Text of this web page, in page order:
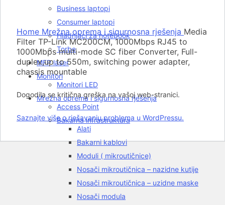
Business laptopi
Consumer laptopi
Hladnjaci za notebook
Torbe
MFP laser
Monitori
Monitori LED
Mrežna oprema i sigurnosna rješenja
Access Point
Bakarna infrastruktura
Alati
Bakarni kablovi
Moduli ( mikroutičnice)
Nosači mikroutičnica – nazidne kutije
Nosači mikroutičnica – uzidne maske
Nosači modula
Click to enlarge
Home Mrežna oprema i sigurnosna rješenja Media
Filter TP-Link MC200CM, 1000Mbps RJ45 to
1000Mbps multi-mode SC fiber Converter, Full-
duplex,up to 550m, switching power adapter,
chassis mountable
Dogodila se kritična greška na vašoj web-stranici.
Saznajte više o rješavanju problema u WordPressu.